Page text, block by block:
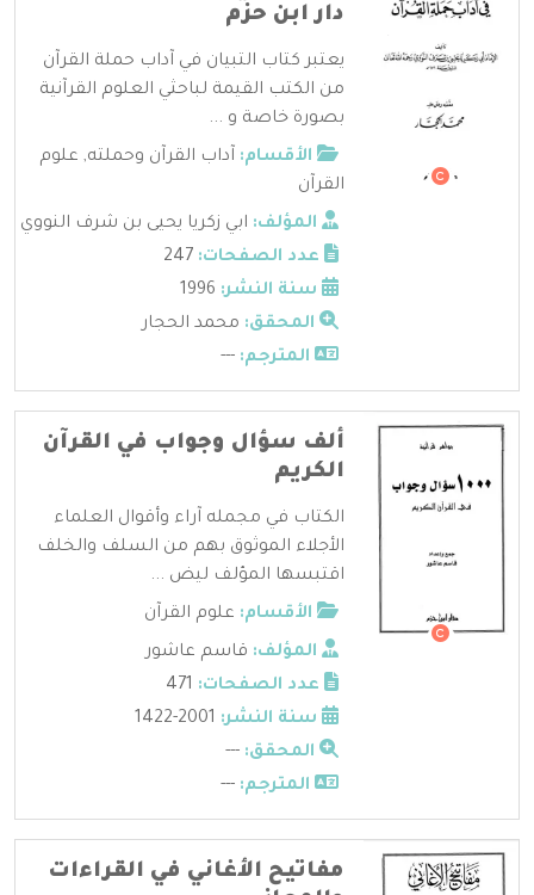
دار ابن حزم
يعتبر كتاب التبيان في آداب حملة القرآن
من الكتب القيمة لباحثي العلوم القرآنية
بصورة خاصة و ...
الأقسام: آداب القرآن وحملته, علوم
القرآن
المؤلف: ابي زكريا يحيى بن شرف النووي
عدد الصفحات:
سنة النشر:
المحقق: محمد الحجار
المترجم: ---
ألف سؤال وجواب في القرآن
الكريم
الكتاب في مجمله آراء وأقوال العلماء
الأجلاء الموثوق بهم من السلف والخلف
اقتبسها المؤلف ليض ...
الأقسام: علوم القرآن
المؤلف: قاسم عاشور
عدد الصفحات:
سنة النشر:
المحقق: ---
المترجم: ---
مفاتيح الأغاني في القراءات